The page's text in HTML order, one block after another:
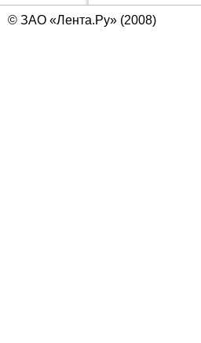
© ЗАО «Лента.Ру» (2008)